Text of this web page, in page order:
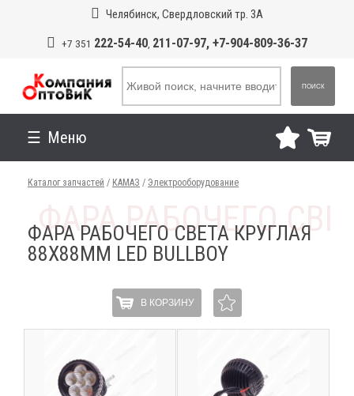
Челябинск, Свердловский тр. 3А
+7 351 222-54-40, 211-07-97, +7-904-809-36-37
ПОИСК
Меню
Каталог запчастей / КАМАЗ / Электрооборудование
ФАРА РАБОЧЕГО СВЕТА КРУГЛАЯ
88Х88ММ LED BULLBOY
В КОРЗИНУ